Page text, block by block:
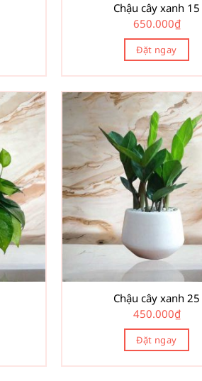
Chậu cây xanh 15
650.000₫
Đặt ngay
Chậu cây xanh 25
450.000₫
Đặt ngay